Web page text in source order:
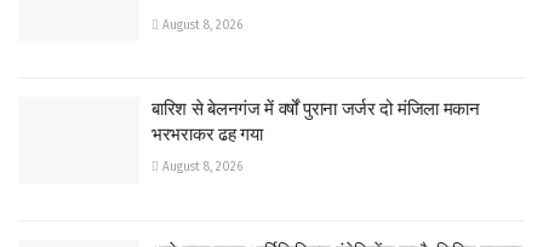
August 8, 2026
बारिश से बेलनगंज में वर्षों पुराना जर्जर दो मंजिला मकान
भरभराकर ढह गया
August 8, 2026